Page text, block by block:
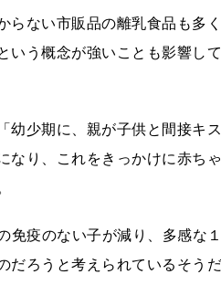
らない市販品の離乳食品も多
いう概念が強いことも影響し
幼少期に、親が子供と間接キ
なり、これをきっかけに赤ち
免疫のない子が減り、多感な
だろうと考えられているそう